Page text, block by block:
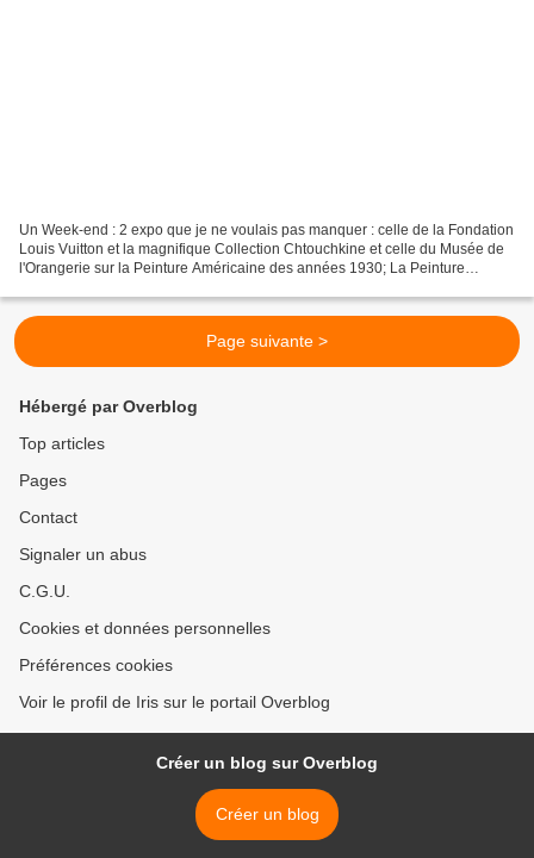
Un Week-end : 2 expo que je ne voulais pas manquer : celle de la Fondation
Louis Vuitton et la magnifique Collection Chtouchkine et celle du Musée de
l'Orangerie sur la Peinture Américaine des années 1930; La Peinture
Page suivante >
Hébergé par Overblog
Top articles
Pages
Contact
Signaler un abus
C.G.U.
Cookies et données personnelles
Préférences cookies
Voir le profil de Iris sur le portail Overblog
Créer un blog sur Overblog
Créer un blog